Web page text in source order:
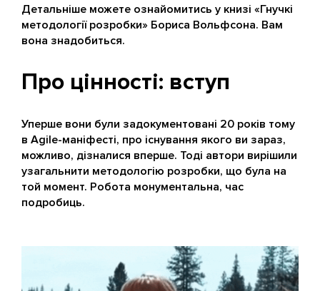
Детальніше можете ознайомитись у книзі «Гнучкі
методології розробки» Бориса Вольфсона. Вам
вона знадобиться.
Про цінності: вступ
Уперше вони були задокументовані 20 років тому
в Agile-маніфесті, про існування якого ви зараз,
можливо, дізналися вперше. Тоді автори вирішили
узагальнити методологію розробки, що була на
той момент. Робота монументальна, час
подробиць.